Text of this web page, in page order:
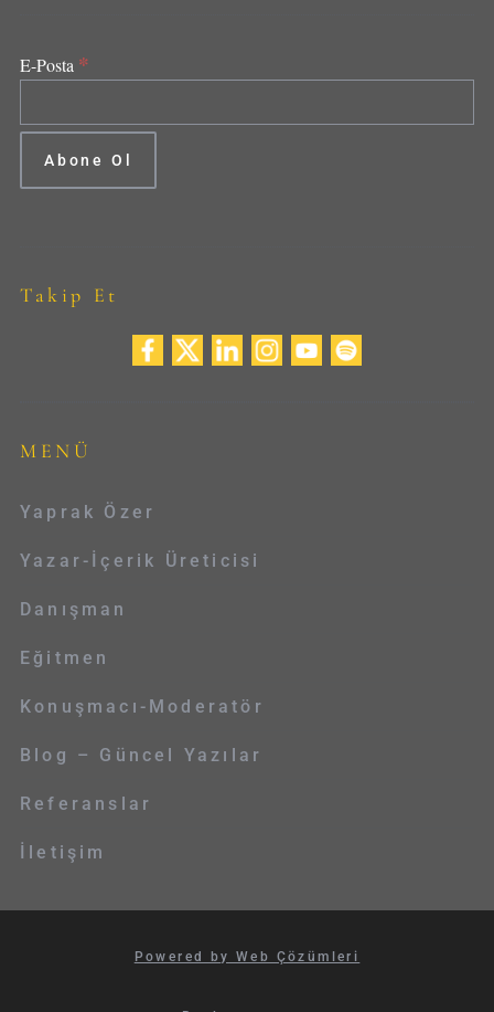
E-Posta *
Takip Et
MENÜ
Yaprak Özer
Yazar-İçerik Üreticisi
Danışman
Eğitmen
Konuşmacı-Moderatör
Blog – Güncel Yazılar
Referanslar
İletişim
Powered by Web Çözümleri